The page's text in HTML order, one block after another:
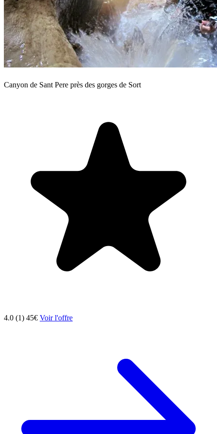
Canyon de Sant Pere près des gorges de Sort
4.0 (1) 45€ Voir l'offre